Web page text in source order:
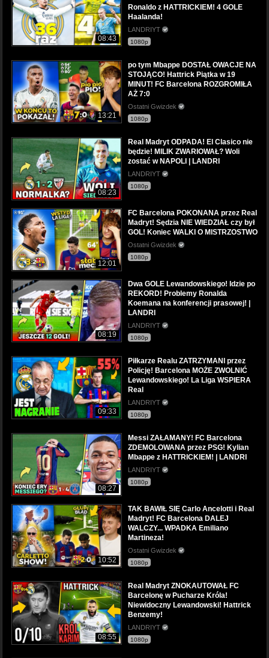
08:43
Ronaldo z HATTRICKIEM! 4 GOLE
Haalanda!
LANDRIYT
1080p
13:21
po tym Mbappe DOSTAŁ OWACJE NA
STOJĄCO! Hattrick Piątka w 19
MINUT! FC Barcelona ROZGROMIŁA
AŻ 7:0
Ostatni Gwizdek
1080p
08:23
Real Madryt ODPADA! El Clasico nie
będzie! MILIK ZWARIOWAŁ? Woli
zostać w NAPOLI | LANDRI
LANDRIYT
1080p
12:01
FC Barcelona POKONANA przez Real
Madryt! Sędzia NIE WIEDZIAŁ czy był
GOL! Koniec WALKI O MISTRZOSTWO
Ostatni Gwizdek
1080p
08:19
Dwa GOLE Lewandowskiego! Idzie po
REKORD! Problemy Ronalda
Koemana na konferencji prasowej! |
LANDRI
LANDRIYT
1080p
09:33
Piłkarze Realu ZATRZYMANI przez
Policję! Barcelona MOŻE ZWOLNIĆ
Lewandowskiego! La Liga WSPIERA
Real
LANDRIYT
1080p
08:27
Messi ZAŁAMANY! FC Barcelona
ZDEMOLOWANA przez PSG! Kylian
Mbappe z HATTRICKIEM! | LANDRI
LANDRIYT
1080p
10:52
TAK BAWIŁ SIĘ Carlo Ancelotti i Real
Madryt! FC Barcelona DALEJ
WALCZY... WPADKA Emiliano
Martineza!
Ostatni Gwizdek
1080p
08:55
Real Madryt ZNOKAUTOWAŁ FC
Barcelonę w Pucharze Króla!
Niewidoczny Lewandowski! Hattrick
Benzemy!
LANDRIYT
1080p